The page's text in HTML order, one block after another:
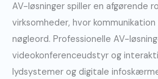
AV-løsninger spiller en afgørende
virksomheder, hvor
nøgleord. Professionelle AV-
videokonferenceudstyr og
lydsystemer og digitale